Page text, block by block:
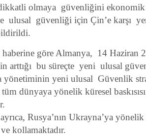
olmaya güvenliğini ekonomik
ulusal güvenliği için Çin’e karşı
haberine göre Almanya, 14 Haziran
arttığı bu süreçte yeni ulusal
yönetiminin yeni ulusal Güvenlik
dünyaya yönelik küresel
Rusya’nın Ukrayna’ya yönelik
kollamaktadır.